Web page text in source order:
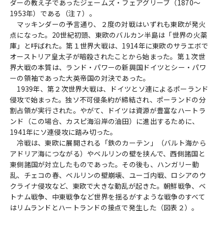
ダーの教え子であったジェームズ・フェアグリーブ（1870～
1953年）である（注７）。
マッキンダーの予言通り、２度の対戦はいずれも東欧が発火
点になった。20世紀初頭、東欧のバルカン半島は「世界の火薬
庫」と呼ばれた。第１世界大戦は、1914年に東欧のサラエボで
オーストリア皇太子が暗殺されたことから始まった。第１次世
界大戦の本質は、ランド・パワーの新興国ドイツとシー・パワ
ーの領袖であった大英帝国の対決であった。
1939年、第２次世界大戦は、ドイツとソ連によるポーランド
侵攻で始まった。独ソ不可侵条約が締結され、ポーランドの分
割占領が実行された。やがて、ドイツは資源が豊富なハートラ
ンド（この場合、カスピ海沿岸の油田）に進出するために、
1941年にソ連侵攻に踏み切った。
冷戦は、東欧に展開される「鉄のカーテン」（バルト海から
アドリア海につながる）やベルリンの壁を挟んで、西側諸国と
東側諸国が対立したものであった。その後も、ハンガリー動
乱、チェコの春、ベルリンの壁崩壊、ユーゴ内戦、ロシアのウ
クライナ侵攻など、東欧で大きな動乱が起きた。朝鮮戦争、ベ
トナム戦争、中東戦争など世界を揺るがすような戦争のすべて
はリムランドとハートランドの接点で発生した（図表２）。